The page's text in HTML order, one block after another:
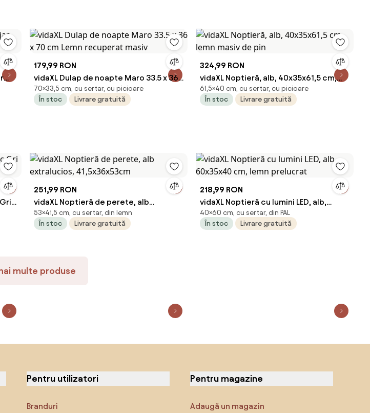
179,99 RON
vidaXL Dulap de noapte Maro 33.5 x 36
x 70 cm Lemn recuperat masiv
70×33,5 cm, cu sertar, cu picioare
În stoc
Livrare gratuită
324,99 RON
vidaXL Noptieră, alb, 40x35x61,5 cm,
lemn masiv de pin
61,5×40 cm, cu sertar, cu picioare
În stoc
Livrare gratuită
251,99 RON
vidaXL Noptieră de perete, alb
extralucios, 41,5x36x53cm
53×41,5 cm, cu sertar, din lemn
În stoc
Livrare gratuită
218,99 RON
vidaXL Noptieră cu lumini LED, alb,
60x35x40 cm, lemn prelucrat
40×60 cm, cu sertar, din PAL
În stoc
Livrare gratuită
multe produse
Pentru utilizatori
Branduri
Pentru magazine
Adaugă un magazin